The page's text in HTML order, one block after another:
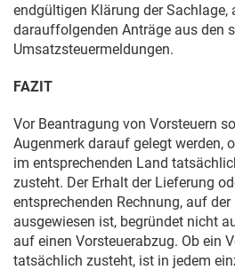
endgültigen Klärung der Sachlage,
darauffolgenden Anträge aus den
Umsatzsteuermeldungen.
FAZIT
Vor Beantragung von Vorsteuern
Augenmerk darauf gelegt werden,
im entsprechenden Land
zusteht. Der Erhalt der Lieferung
entsprechenden Rechnung, auf
ausgewiesen ist, begründet nicht
auf einen Vorsteuerabzug. Ob ein
tatsächlich zusteht, ist in jedem